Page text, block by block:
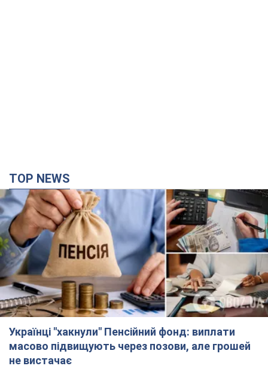
TOP NEWS
Українці "хакнули" Пенсійний фонд: виплати
масово підвищують через позови, але грошей
не вистачає